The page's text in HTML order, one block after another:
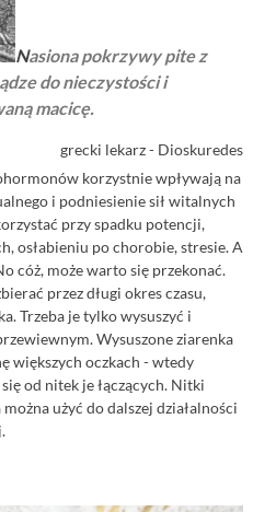
Nasiona pokrzywy pite z
do nieczystości i
macicę.
grecki lekarz - Dioskuredes
korzystnie wpływają na
i podniesienie sił witalnych
przy spadku potencji,
osłabieniu po chorobie, stresie. A
cóż, może warto się przekonać.
przez długi okres czasu,
Trzeba je tylko wysuszyć i
Wysuszone ziarenka
większych oczkach - wtedy
od nitek je łączących. Nitki
użyć do dalszej działalności